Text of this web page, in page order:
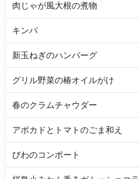
肉じゃが風大根の煮物
キンパ
新玉ねぎのハンバーグ
グリル野菜の椿オイルがけ
春のクラムチャウダー
アボカドとトマトのごま和え
びわのコンポート